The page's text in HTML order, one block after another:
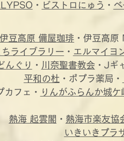
・ ビストロにゅう ・
伊豆高原 備屋珈琲 ・伊豆高
ライブラリー ・ エルマイヨ
んぐり
・ 川奈聖書教会 ・Jギ
平和の杜 ・ポプラ薬局・
カフェ・
りんがふらんか城
熱海 起雲閣 ・ 熱海市楽友協
いきいきプラ